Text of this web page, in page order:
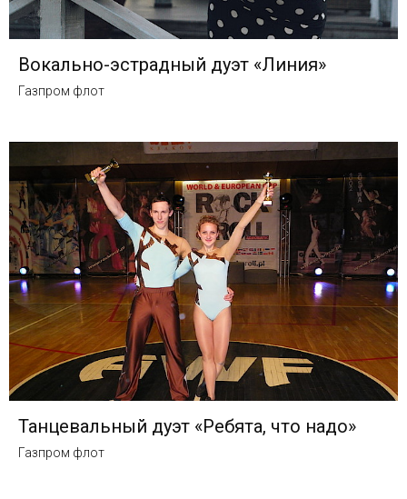
Вокально-эстрадный дуэт «Линия»
Газпром флот
Танцевальный дуэт «Ребята, что надо»
Газпром флот